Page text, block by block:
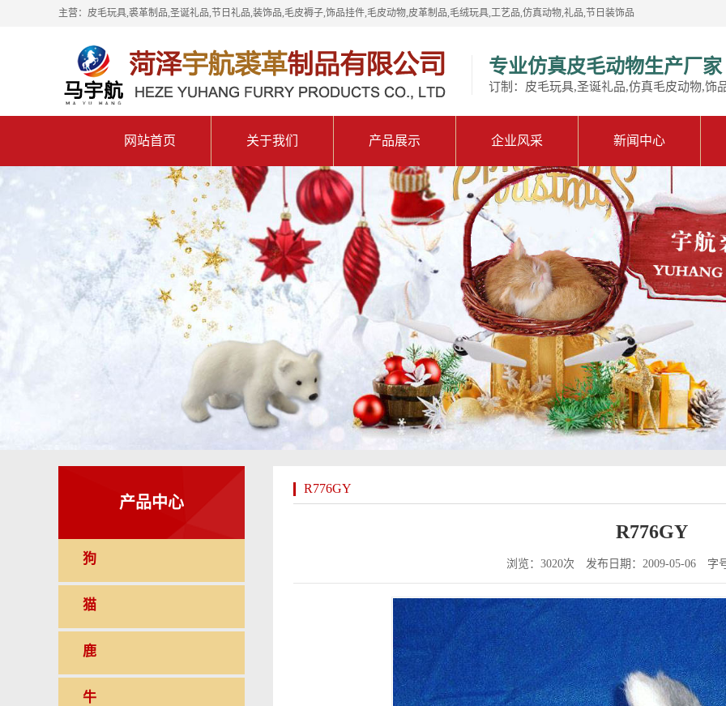
主营：皮毛玩具,裘革制品,圣诞礼品,节日礼品,装饰品,毛皮褥子,饰品挂件,毛皮动物,皮革制品,毛绒玩具,工艺品,仿真动物,礼品,节日装饰品
专业仿真皮毛动物生产厂家
订制：皮毛玩具,圣诞礼品,仿真毛皮动物,饰
网站首页 关于我们 产品展示 企业风采 新闻中心
产品中心
狗
猫
鹿
牛
R776GY
R776GY
浏览：3020次 发布日期：2009-05-06 字